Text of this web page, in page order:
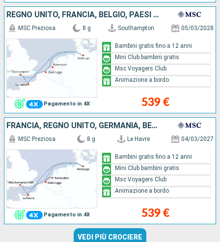
REGNO UNITO, FRANCIA, BELGIO, PAESI BASSI, GERMANIA
Pagamento in 4X
MSC Preziosa 8 g Southampton 05/03/2028
539 €
Bambini gratis fino a 12 anni
Mini Club bambini gratis
Msc Voyagers Club
Animazione a bordo
FRANCIA, REGNO UNITO, GERMANIA, BELGIO, PAESI BASSI
Pagamento in 4X
MSC Preziosa 8 g Le Havre 04/03/2027
539 €
Bambini gratis fino a 12 anni
Mini Club bambini gratis
Msc Voyagers Club
Animazione a bordo
VEDI PIÙ CROCIERE